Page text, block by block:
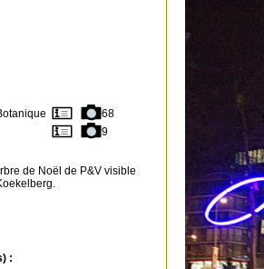
68
9
de Noël de P&V visible
: